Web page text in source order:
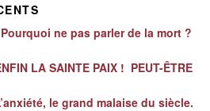
Pourquoi ne pas parler de la mort ?
LA SAINTE PAIX ! PEUT-ÊTRE
le grand malaise du siècle.